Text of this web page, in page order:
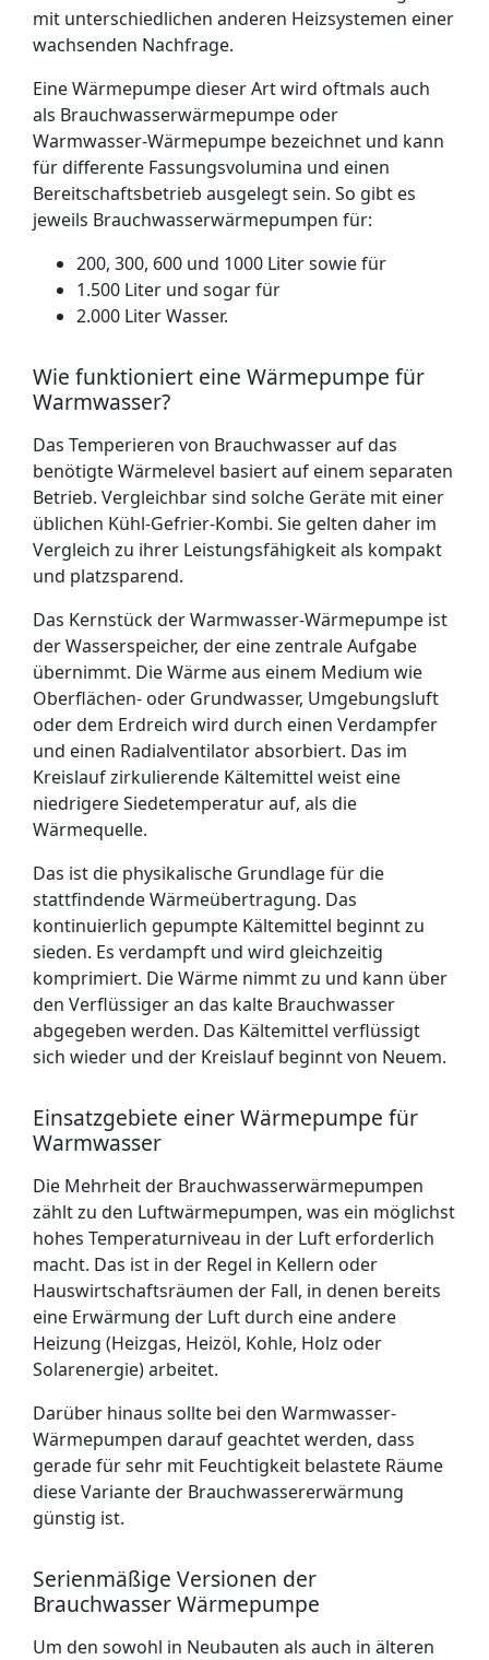
mit unterschiedlichen anderen Heizsystemen einer
wachsenden Nachfrage.
Eine Wärmepumpe dieser Art wird oftmals auch
als Brauchwasser­wärmepumpe oder
Warmwasser-Wärmepumpe bezeichnet und kann
für differente Fassungsvolumina und einen
Bereitschaftsbetrieb ausgelegt sein. So gibt es
jeweils Brauchwasser­wärmepumpen für:
200, 300, 600 und 1000 Liter sowie für
1.500 Liter und sogar für
2.000 Liter Wasser.
Wie funktioniert eine Wärmepumpe für
Warmwasser?
Das Temperieren von Brauchwasser auf das
benötigte Wärmelevel basiert auf einem separaten
Betrieb. Vergleichbar sind solche Geräte mit einer
üblichen Kühl-Gefrier-Kombi. Sie gelten daher im
Vergleich zu ihrer Leistungsfähigkeit als kompakt
und platzsparend.
Das Kernstück der Warmwasser-Wärmepumpe ist
der Wasserspeicher, der eine zentrale Aufgabe
übernimmt. Die Wärme aus einem Medium wie
Oberflächen- oder Grundwasser, Umgebungsluft
oder dem Erdreich wird durch einen Verdampfer
und einen Radialventilator absorbiert. Das im
Kreislauf zirkulierende Kältemittel weist eine
niedrigere Siedetemperatur auf, als die
Wärmequelle.
Das ist die physikalische Grundlage für die
stattfindende Wärmeübertragung. Das
kontinuierlich gepumpte Kältemittel beginnt zu
sieden. Es verdampft und wird gleichzeitig
komprimiert. Die Wärme nimmt zu und kann über
den Verflüssiger an das kalte Brauchwasser
abgegeben werden. Das Kältemittel verflüssigt
sich wieder und der Kreislauf beginnt von Neuem.
Einsatzgebiete einer Wärmepumpe für
Warmwasser
Die Mehrheit der Brauchwasserwärmepumpen
zählt zu den Luftwärmepumpen, was ein möglichst
hohes Temperaturniveau in der Luft erforderlich
macht. Das ist in der Regel in Kellern oder
Hauswirtschaftsräumen der Fall, in denen bereits
eine Erwärmung der Luft durch eine andere
Heizung (Heizgas, Heizöl, Kohle, Holz oder
Solarenergie) arbeitet.
Darüber hinaus sollte bei den Warmwasser-
Wärmepumpen darauf geachtet werden, dass
gerade für sehr mit Feuchtigkeit belastete Räume
diese Variante der Brauchwassererwärmung
günstig ist.
Serienmäßige Versionen der
Brauchwasser Wärmepumpe
Um den sowohl in Neubauten als auch in älteren